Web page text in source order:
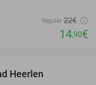
Regulär 22€
14,90€
Heerlen